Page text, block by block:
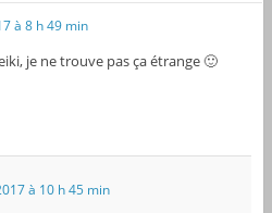
à 8 h 49 min
je ne trouve pas ça étrange 🙂
à 10 h 45 min